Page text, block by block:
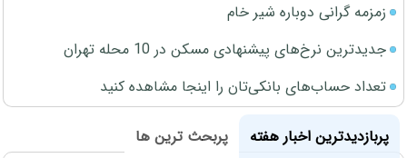
زمزمه گرانی دوباره شیر خام
جدیدترین نرخ‌های پیشنهادی مسکن در 10 محله تهران
تعداد حساب‌های بانکی‌تان را اینجا مشاهده کنید
پربازدیدترین اخبار هفته
پربحث ترین ها